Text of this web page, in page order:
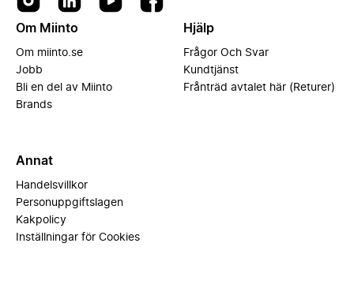
Om Miinto
Om miinto.se
Jobb
Bli en del av Miinto
Brands
Hjälp
Frågor Och Svar
Kundtjänst
Frånträd avtalet här (Returer)
Annat
Handelsvillkor
Personuppgiftslagen
Kakpolicy
Inställningar för Cookies